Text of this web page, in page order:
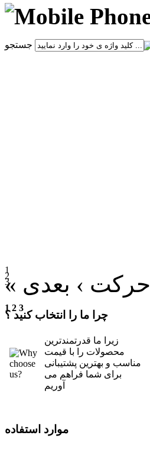
1
2
3
1 2 3
حرکت ›
چرا ما را انتخاب کنید ؟
زیرا ما قدرتمندترین
محصولات را با قیمت
مناسب و بهترین پشتیبانی
برای شما فراهم می
آوریم
موارد استفاده